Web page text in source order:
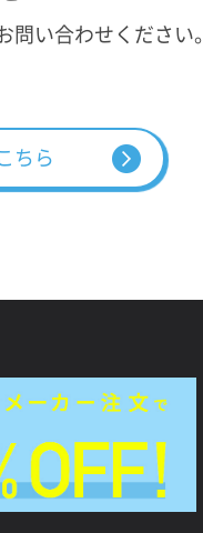
問い合わせください
ちら